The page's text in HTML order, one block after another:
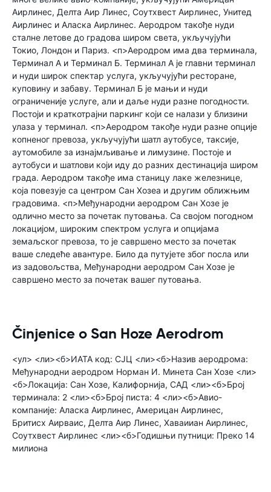
Аирлинес, Делта Аир Линес, Соутхвест Аирлинес, Унитед
Аирлинес и Аласка Аирлинес. Аеродром такође нуди
сталне летове до градова широм света, укључујући
Токио, Лондон и Париз. <п>Аеродром има два терминала,
Терминал А и Терминал Б. Терминал А је главни терминал
и нуди широк спектар услуга, укључујући ресторане,
куповину и забаву. Терминал Б је мањи и нуди
ограниченије услуге, али и даље нуди разне погодности.
Постоји и краткотрајни паркинг који се налази у близини
улаза у терминал. <п>Аеродром такође нуди разне опције
копненог превоза, укључујући шатл аутобусе, таксије,
аутомобиле за изнајмљивање и лимузине. Постоје и
аутобуси и шатлови који иду до разних дестинација широм
града. Аеродром такође има станицу лаке железнице,
која повезује са центром Сан Хозеа и другим оближњим
градовима. <п>Међународни аеродром Сан Хозе је
одлично место за почетак путовања. Са својом погодном
локацијом, широким спектром услуга и опцијама
земаљског превоза, то је савршено место за почетак
ваше следеће авантуре. Било да путујете због посла или
из задовољства, Међународни аеродром Сан Хозе је
савршено место за почетак вашег путовања.
Činjenice o San Hoze Aerodrom
<ул> <ли><б>ИАТА код: СЈЦ <ли><б>Назив аеродрома:
Међународни аеродром Норман И. Минета Сан Хозе <ли>
<б>Локација: Сан Хозе, Калифорнија, САД <ли><б>Број
терминала: 2 <ли><б>Број писта: 4 <ли><б>Авио-
компаније: Аласка Аирлинес, Америцан Аирлинес,
Бритисх Аирваис, Делта Аир Линес, Хаваииан Аирлинес,
Соутхвест Аирлинес <ли><б>Годишњи путници: Преко 14
милиона